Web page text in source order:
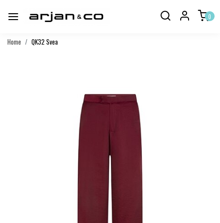
0
Home QK32 Svea